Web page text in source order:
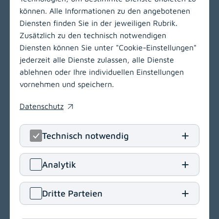
Zur Hauptnavigation
LinkedIn
(opens in
Klinikum Klagenfurt am Wörthersee
9020 Klagenfurt am Wörthersee
T+43 463 538-0
klinikum.klagenfurt[at]kabeg
Navigation
(opens in a new window)
Barrierefreiheit
können. Alle Informationen zu den angebotenen
Diensten finden Sie in der jeweiligen Rubrik.
Zusätzlich zu den technisch notwendigen
Diensten können Sie unter "Cookie-Einstellungen"
jederzeit alle Dienste zulassen, alle Dienste
ablehnen oder Ihre individuellen Einstellungen
vornehmen und speichern.
Datenschutz
(opens in a new window)
Technisch notwendig
Analytik
Dritte Parteien